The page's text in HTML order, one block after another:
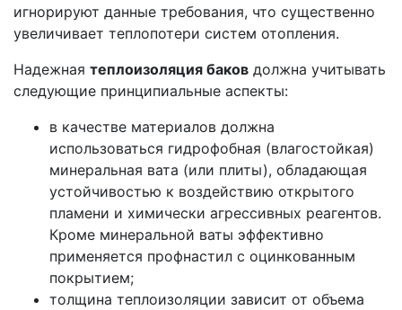
игнорируют данные требования, что существенно
увеличивает теплопотери систем отопления.
Надежная теплоизоляция баков должна учитывать
следующие принципиальные аспекты:
в качестве материалов должна
использоваться гидрофобная (влагостойкая)
минеральная вата (или плиты), обладающая
устойчивостью к воздействию открытого
пламени и химически агрессивных реагентов.
Кроме минеральной ваты эффективно
применяется профнастил с оцинкованным
покрытием;
толщина теплоизоляции зависит от объема